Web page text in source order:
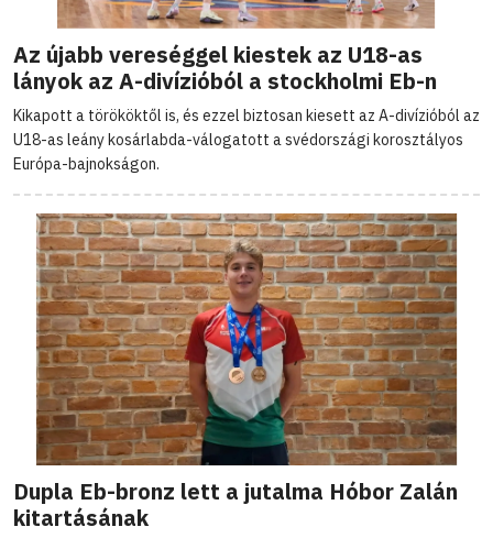
Az újabb vereséggel kiestek az U18-as
lányok az A-divízióból a stockholmi Eb-n
Kikapott a törököktől is, és ezzel biztosan kiesett az A-divízióból az
U18-as leány kosárlabda-válogatott a svédországi korosztályos
Európa-bajnokságon.
Dupla Eb-bronz lett a jutalma Hóbor Zalán
kitartásának